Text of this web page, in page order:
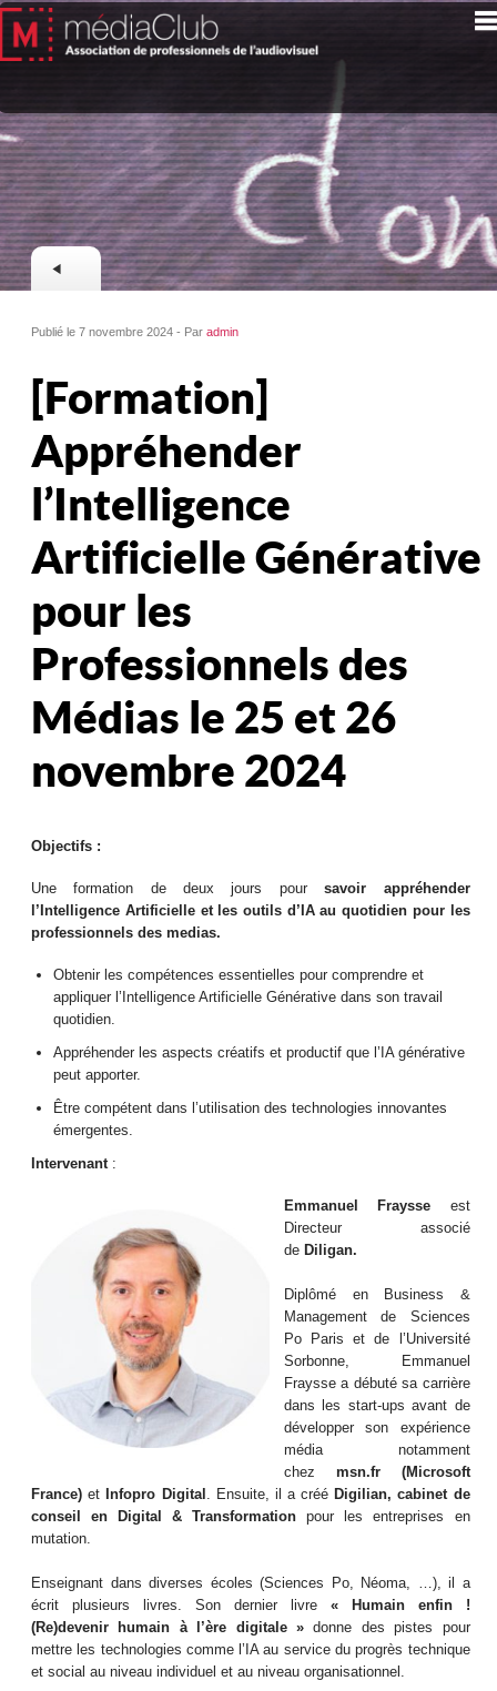
Publié le 7 novembre 2024 - Paradmin
[Formation]
Appréhender
l’Intelligence
Artificielle Générative
pour les
Professionnels des
Médias le 25 et 26
novembre 2024
Objectifs :
Une formation de deux jours poursavoir appréhender
l’Intelligence Artificielle et les outils d’IA au quotidien pour les
professionnels des medias.
Obtenir les compétences essentielles pour comprendre et
appliquer l’Intelligence Artificielle Générative dans son travail
quotidien.
Appréhender les aspects créatifs et productif que l’IA générative
peut apporter.
Être compétent dans l’utilisation des technologies innovantes
émergentes.
Intervenant :
Emmanuel Fraysse est
Directeur associé
de Diligan.
Diplômé en Business &
Management de Sciences
Po Paris et de l’Université
Sorbonne, Emmanuel
Fraysse a débuté sa carrière
dans les start-ups avant de
développer son expérience
média notamment
chez msn.fr (Microsoft
France)et Infopro Digital . Ensuite, il a créé Digilian, cabinet de
conseil en Digital & Transformationpour les entreprises en
mutation.
Enseignant dans diverses écoles (Sciences Po, Néoma, …), il a
écrit plusieurs livres. Son dernier livre « Humain enfin !
(Re)devenir humain à l’ère digitale » donne des pistes pour
mettre les technologies comme l’IA au service du progrès technique
et social au niveau individuel et au niveau organisationnel.